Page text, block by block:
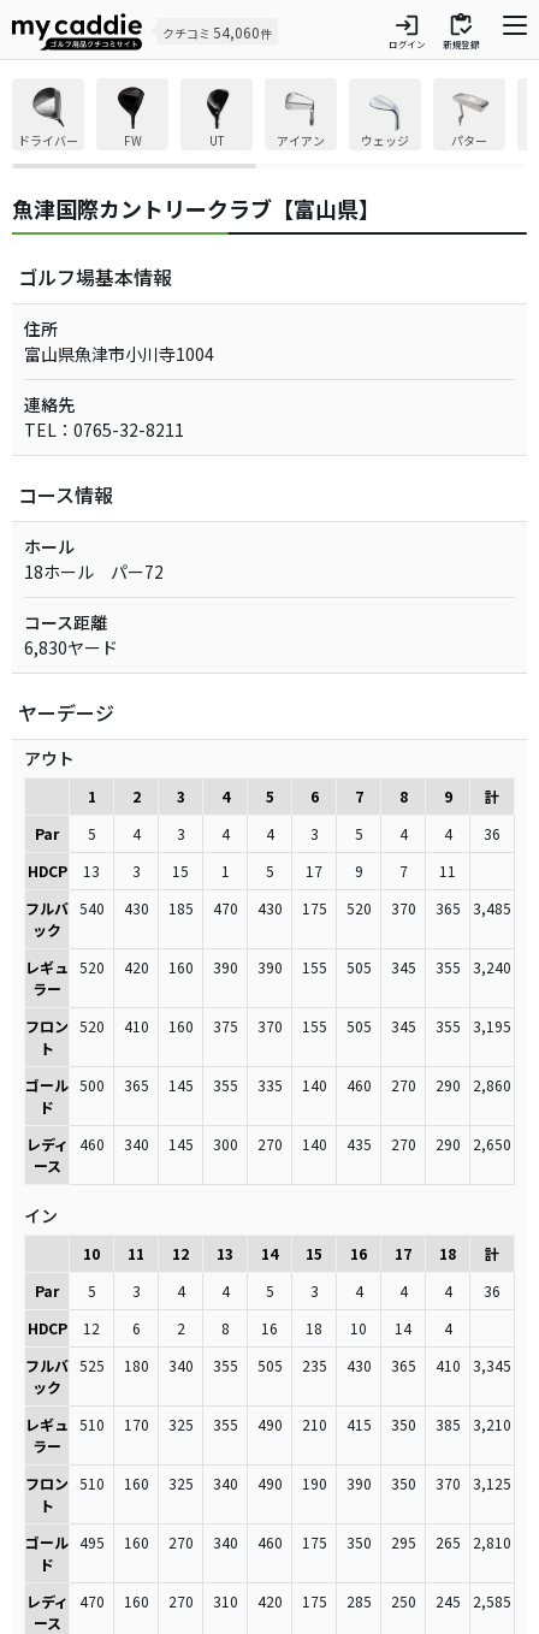
クチコミ 54,060件 login
ログイン
inventory
新規登録
ドライバー FW UT アイアン ウェッジ パター
魚津国際カントリークラブ【富山県】
ゴルフ場基本情報
住所
富山県魚津市小川寺1004
連絡先
TEL：0765-32-8211
コース情報
ホール
18ホール パー72
コース距離
6,830ヤード
ヤーデージ
アウト
1 2 3 4 5 6 7 8 9
計
Par
5 4 3 4 4 3 5 4 4
36
HDCP
13 3 15 1 5 17 9 7
11
フルバ
ック
540 430 185 470 430 175 520 370 365 3,485
レギュ
ラー
520 420 160 390 390 155 505 345 355 3,240
フロン
ト
520 410 160 375 370 155 505 345 355 3,195
ゴール
ド
500 365 145 355 335 140 460 270 290 2,860
レディ
ース
460 340 145 300 270 140 435 270 290 2,650
イン
10 11 12 13 14 15 16 17 18
計
Par
5 3 4 4 5 3 4 4 4
36
HDCP
12 6 2 8 16 18 10 14
4
フルバ
ック
525 180 340 355 505 235 430 365 410 3,345
レギュ
ラー
510 170 325 355 490 210 415 350 385 3,210
フロン
ト
510 160 325 340 490 190 390 350 370 3,125
ゴール
ド
495 160 270 340 460 175 350 295 265 2,810
レディ
ース
470 160 270 310 420 175 285 250 245 2,585